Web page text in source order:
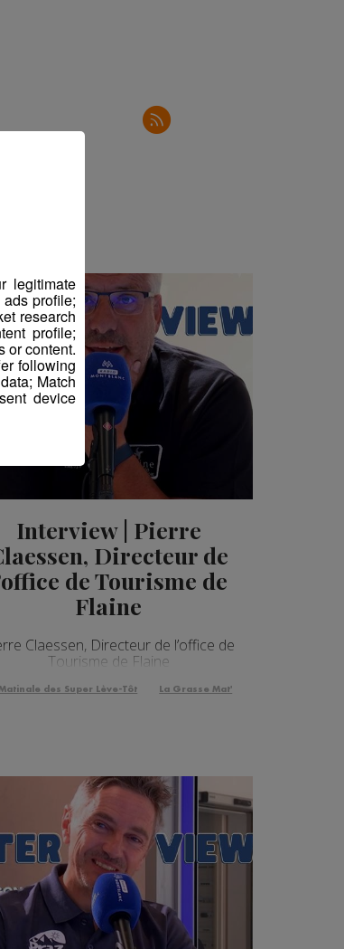
Interview | Pierre
Directeur de
de Tourisme de
Flaine
Claessen, Directeur de l’office de
Tourisme de Flaine
Matinale des Super Lève-Tôt La Grasse Mat'
legitimate
profile;
research
profile;
or content.
following
Match
device